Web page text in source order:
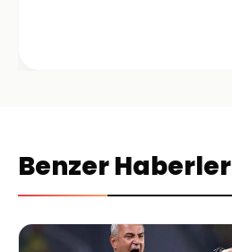
Benzer Haberler